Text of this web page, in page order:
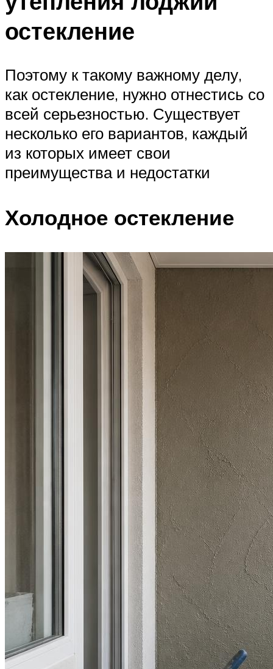
остекление
Поэтому к такому важному делу,
как остекление, нужно отнестись со
всей серьезностью. Существует
несколько его вариантов, каждый
из которых имеет свои
преимущества и недостатки
Холодное остекление